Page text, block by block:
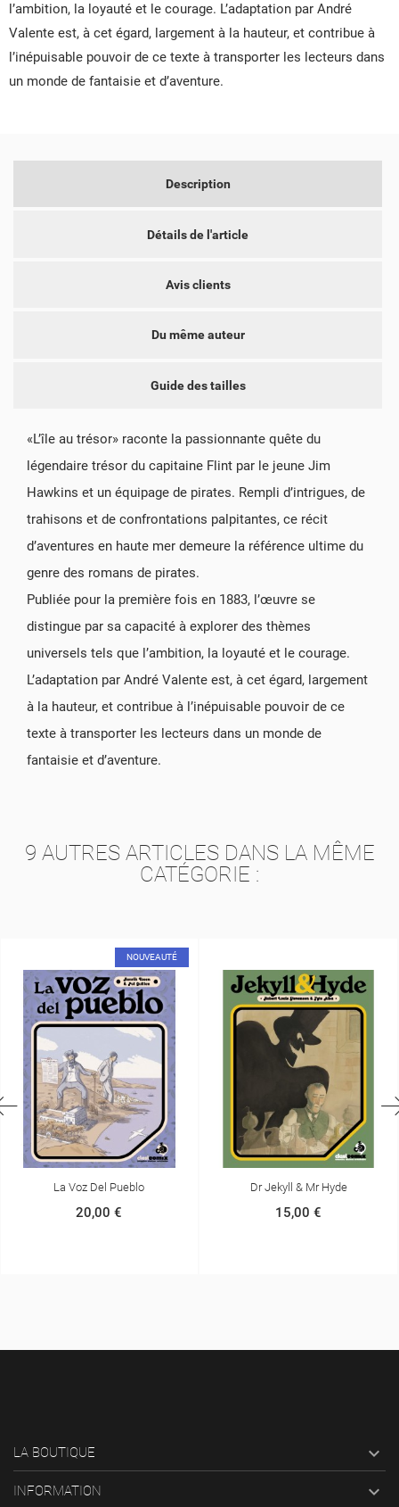
l’ambition, la loyauté et le courage. L’adaptation par André
Valente est, à cet égard, largement à la hauteur, et contribue à
l’inépuisable pouvoir de ce texte à transporter les lecteurs dans
un monde de fantaisie et d’aventure.
Description
Détails de l'article
Avis clients
Du même auteur
Guide des tailles
«L’île au trésor» raconte la passionnante quête du
légendaire trésor du capitaine Flint par le jeune Jim
Hawkins et un équipage de pirates. Rempli d’intrigues, de
trahisons et de confrontations palpitantes, ce récit
d’aventures en haute mer demeure la référence ultime du
genre des romans de pirates.
Publiée pour la première fois en 1883, l’œuvre se
distingue par sa capacité à explorer des thèmes
universels tels que l’ambition, la loyauté et le courage.
L’adaptation par André Valente est, à cet égard, largement
à la hauteur, et contribue à l’inépuisable pouvoir de ce
texte à transporter les lecteurs dans un monde de
fantaisie et d’aventure.
9 AUTRES ARTICLES DANS LA MÊME
CATÉGORIE :
Dr Jekyll & Mr Hyde
Sherlock Holmes,
LA BOUTIQUE 
INFORMATION 
add_circle_outlineCRÉER UNE NOUVELLE LISTE
NOM DE LA LISTE D'ENVIES
VOUS DEVEZ ÊTRE CONNECTÉ POUR AJOUTER DES
PRODUITS À VOTRE LISTE D'ENVIES.